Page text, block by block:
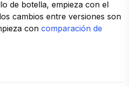
de botella, empieza con el
cambios entre versiones son
con comparación de